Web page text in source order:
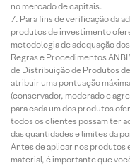
no mercado de capitais.
Para fins de verificação da
produtos de investimento
metodologia de adequação
Regras e Procedimentos
de Distribuição de Produtos
atribuir uma pontuação
(conservador, moderado e
para cada um dos produtos
todos os clientes possam ter
das quantidades e limites da
Antes de aplicar nos
material, é importante que